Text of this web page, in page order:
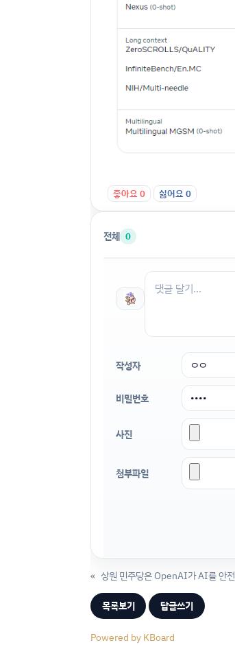
좋아요0 싫어요0
전체 0
작성자
비밀번호
사진
첨부파일
«
목록보기 답글쓰기
Powered by KBoard